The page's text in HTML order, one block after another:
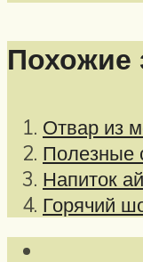
Похожие
Отвар из
Полезные
Напиток
Горячий